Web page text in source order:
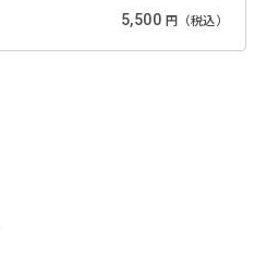
5,500 円（税込）